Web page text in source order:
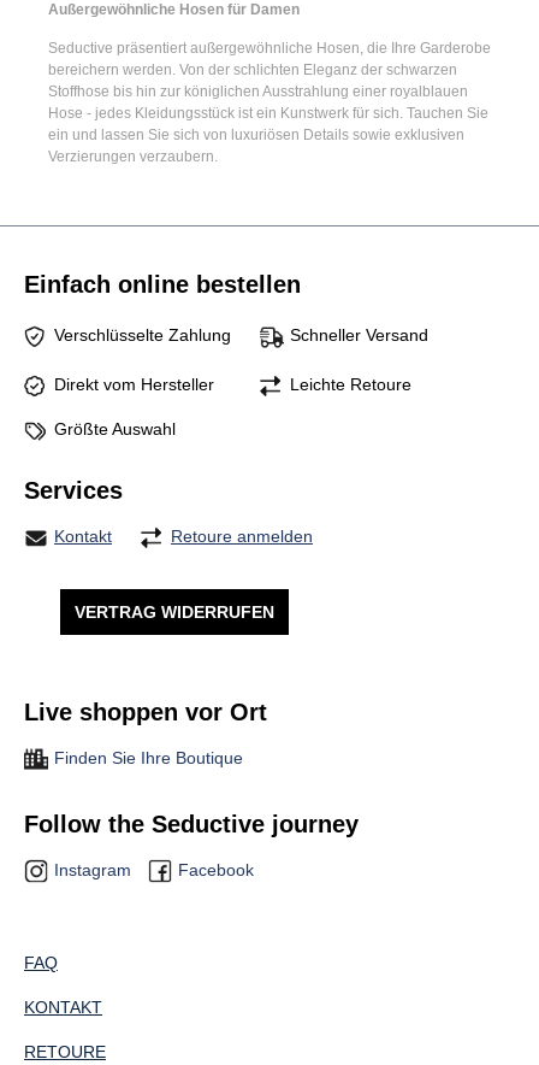
Außergewöhnliche Hosen für Damen
Seductive präsentiert außergewöhnliche Hosen, die Ihre Garderobe
bereichern werden. Von der schlichten Eleganz der schwarzen
Stoffhose bis hin zur königlichen Ausstrahlung einer royalblauen
Hose - jedes Kleidungsstück ist ein Kunstwerk für sich. Tauchen Sie
ein und lassen Sie sich von luxuriösen Details sowie exklusiven
Verzierungen verzaubern.
Einfach online bestellen
Verschlüsselte Zahlung Schneller Versand
Direkt vom Hersteller Leichte Retoure
Größte Auswahl
Services
Kontakt Retoure anmelden
VERTRAG WIDERRUFEN
Live shoppen vor Ort
Finden Sie Ihre Boutique
Follow the Seductive journey
Instagram Facebook
FAQ
KONTAKT
RETOURE